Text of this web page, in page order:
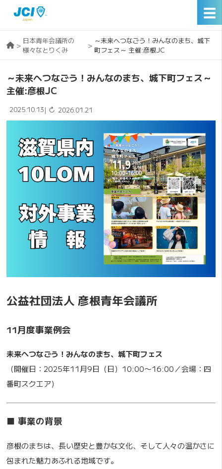
☰
> 日本青年会議所の
様々なとりくみ
> ～未来へつなごう！みんなのまち、城下
町フェス～ 主催:彦根JC
～未来へつなごう！みんなのまち、城下町フェス～
主催:彦根JC
2025.10.13| ↻ 2026.01.21
公益社団法人 彦根青年会議所
11月度事業例会
未来へつなごう！みんなのまち、城下町フェス
（開催日：2025年11月9日（日）10:00〜16:00／会場：四
番町スクエア）
■ 事業の背景
彦根のまちは、長い歴史と豊かな文化、そして人々の温かさに
包まれた魅力あふれる地域です。